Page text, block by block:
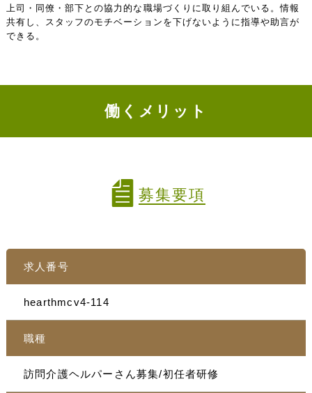
上司・同僚・部下との協力的な職場づくりに取り組んでいる。情報
共有し、スタッフのモチベーションを下げないように指導や助言が
できる。
働くメリット
募集要項
求人番号
hearthmcv4-114
職種
訪問介護ヘルパーさん募集/初任者研修